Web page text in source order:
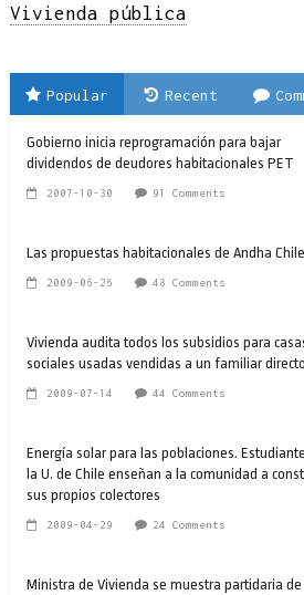
Vivienda pública
Popular Recent
Gobierno inicia reprogramación para bajar
dividendos de deudores habitacionales PET
2007-10-30 91 Comments
Las propuestas habitacionales de Andha Chile
2009-06-26 48 Comments
Vivienda audita todos los subsidios para
sociales usadas vendidas a un familiar directo
2009-07-14 44 Comments
Energía solar para las poblaciones.
la U. de Chile enseñan a la comunidad a
sus propios colectores
2009-04-29 24 Comments
Ministra de Vivienda se muestra partidaria de